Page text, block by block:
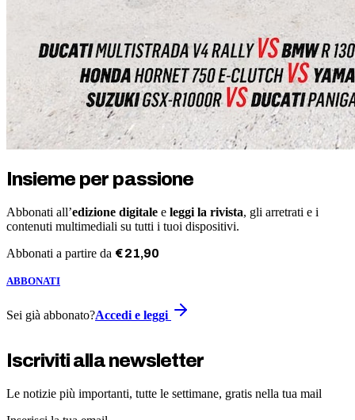
Insieme per passione
Abbonati all’edizione digitale e leggi la rivista, gli arretrati e i
contenuti multimediali su tutti i tuoi dispositivi.
Abbonati a partire da €21,90
ABBONATI
Sei già abbonato?Accedi e leggi
Iscriviti alla newsletter
Le notizie più importanti, tutte le settimane, gratis nella tua mail